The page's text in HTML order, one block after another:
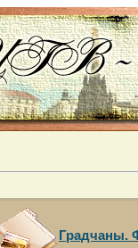
Градчаны.